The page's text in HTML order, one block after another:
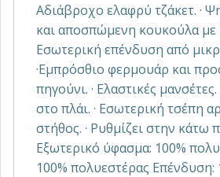
Αδιάβροχο ελαφρύ τζάκετ. ·
και αποσπώμενη κουκούλα με
Εσωτερική επένδυση από
·Εμπρόσθιο φερμουάρ και
πηγούνι. · Ελαστικές
στο πλάι. · Εσωτερική τσέπη
στήθος. · Ρυθμίζει στην κάτω
Εξωτερικό ύφασμα: 100%
100% πολυεστέρας Επένδυση: